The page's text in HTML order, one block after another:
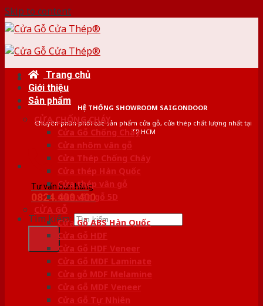
Skip to content
HỆ THỐNG SHOWROOM SAIGONDOOR
Chuyên phân phối các sản phẩm cửa gỗ, cửa thép chất lượng nhất tại
TP.HCM
Tư vấn bán hàng
0824.400.400
Tìm kiếm:
Trang chủ
Giới thiệu
Sản phẩm
CỬA CHỐNG CHÁY
Cửa Gỗ Chống Cháy
Cửa nhôm vân gỗ
Cửa Thép Chống Cháy
Cửa thép Hàn Quốc
Cửa thép vân gỗ
Cửa vân gỗ 5D
CỬA GỖ
Cửa Gỗ ABS Hàn Quốc
Cửa Gỗ HDF
Cửa Gỗ HDF Veneer
Cửa Gỗ MDF Laminate
Cửa gỗ MDF Melamine
Cửa Gỗ MDF Veneer
Cửa Gỗ Tự Nhiên